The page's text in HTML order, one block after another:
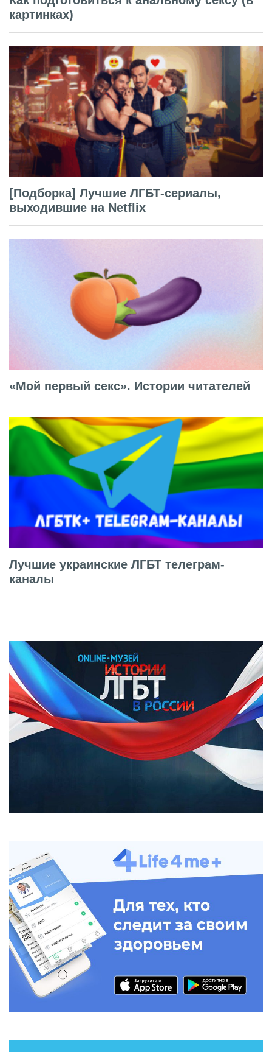
картинках)
[Подборка] Лучшие ЛГБТ-сериалы,
выходившие на Netflix
«Мой первый секс». Истории читателей
Лучшие украинские ЛГБТ телеграм-
каналы